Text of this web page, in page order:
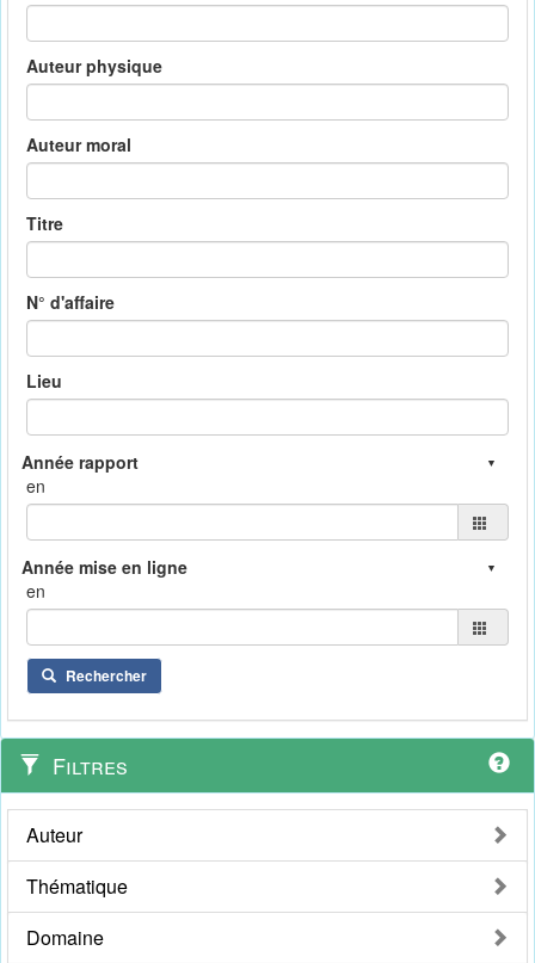
Auteur physique
Auteur moral
Titre
N° d'affaire
Lieu
en
en
Rechercher
Filtres
Auteur
Thématique
Domaine